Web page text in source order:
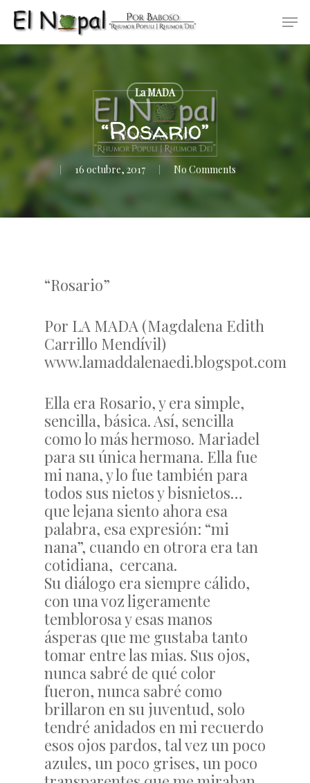
Skip
main
content
La MADA
“Rosario”
16 octubre, 2017 No Comments
“Rosario”
Por LA MADA (Magdalena Edith
Carrillo Mendívil)
www.lamaddalenaedi.blogspot.com
Ella era Rosario, y era simple,
sencilla, básica. Así, sencilla
como lo más hermoso. Mariadel
para su única hermana. Ella fue
mi nana, y lo fue también para
todos sus nietos y bisnietos…
que lejana siento ahora esa
palabra, esa expresión: “mi
nana”, cuando en otrora era tan
cotidiana, cercana.
Su diálogo era siempre cálido,
con una voz ligeramente
temblorosa y esas manos
ásperas que me gustaba tanto
tomar entre las mias. Sus ojos,
nunca sabré de qué color
fueron, nunca sabré como
brillaron en su juventud, solo
tendré anidados en mi recuerdo
esos ojos pardos, tal vez un poco
azules, un poco grises, un poco